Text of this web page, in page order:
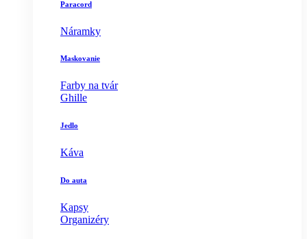
Paracord
Náramky
Maskovanie
Farby na tvár
Ghille
Jedlo
Káva
Do auta
Kapsy
Organizéry